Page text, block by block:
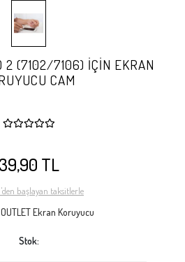
2 (7102/7106) İÇİN EKRAN
CAM
39,90 TL
başlayan taksitlerle
OUTLET Ekran Koruyucu
Stok: